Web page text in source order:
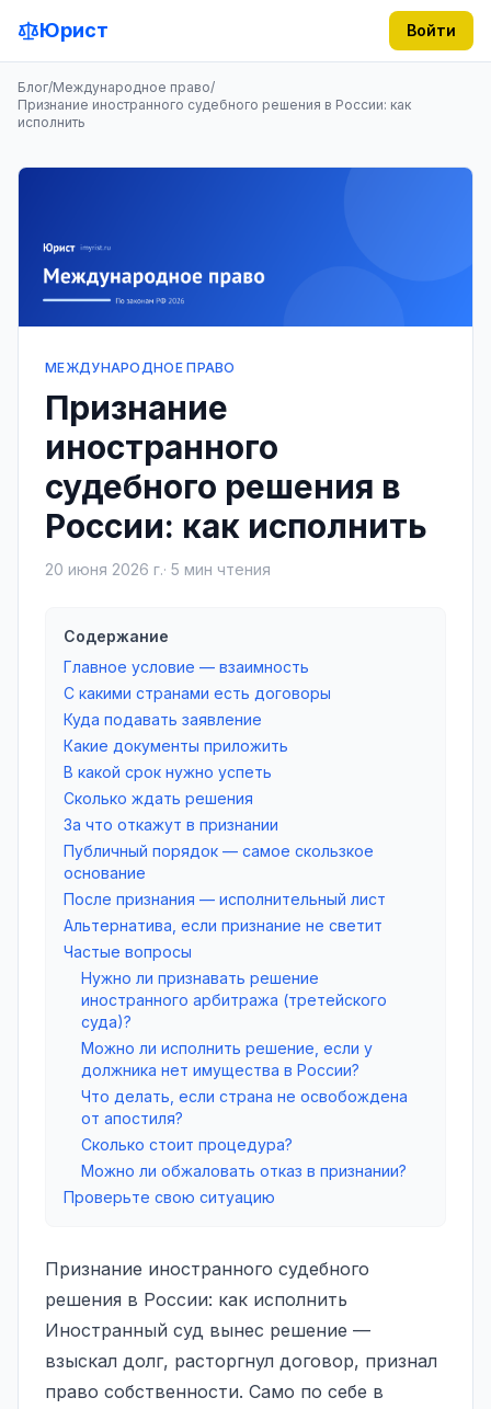
Юрист Войти
Блог/Международное право/
Признание иностранного судебного решения в России: как
исполнить
МЕЖДУНАРОДНОЕ ПРАВО
Признание
иностранного
судебного решения в
России: как исполнить
20 июня 2026 г.· 5 мин чтения
Содержание
Главное условие — взаимность
С какими странами есть договоры
Куда подавать заявление
Какие документы приложить
В какой срок нужно успеть
Сколько ждать решения
За что откажут в признании
Публичный порядок — самое скользкое
основание
После признания — исполнительный лист
Альтернатива, если признание не светит
Частые вопросы
Нужно ли признавать решение
иностранного арбитража (третейского
суда)?
Можно ли исполнить решение, если у
должника нет имущества в России?
Что делать, если страна не освобождена
от апостиля?
Сколько стоит процедура?
Можно ли обжаловать отказ в признании?
Проверьте свою ситуацию
Признание иностранного судебного
решения в России: как исполнить
Иностранный суд вынес решение —
взыскал долг, расторгнул договор, признал
право собственности. Само по себе в